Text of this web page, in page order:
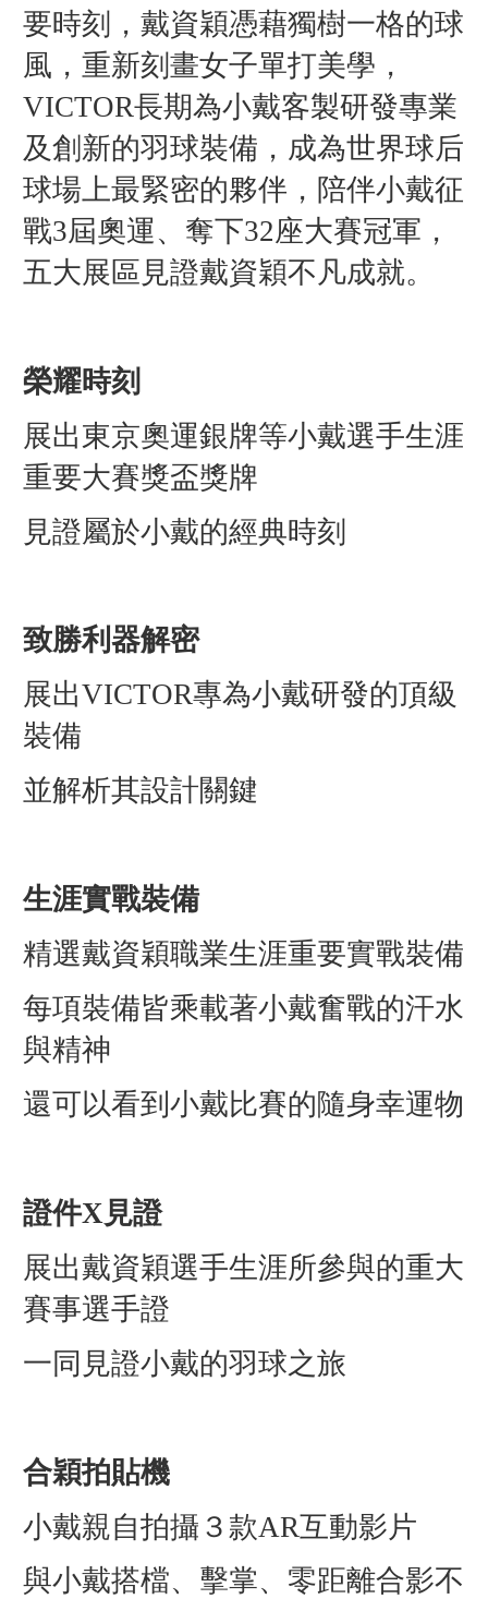
要時刻，戴資穎憑藉獨樹一格的球
風，重新刻畫女子單打美學，
VICTOR長期為小戴客製研發專業
及創新的羽球裝備，成為世界球后
球場上最緊密的夥伴，陪伴小戴征
戰3屆奧運、奪下32座大賽冠軍，
五大展區見證戴資穎不凡成就。
榮耀時刻
展出東京奧運銀牌等小戴選手生涯
重要大賽獎盃獎牌
見證屬於小戴的經典時刻
致勝利器解密
展出VICTOR專為小戴研發的頂級
裝備
並解析其設計關鍵
生涯實戰裝備
精選戴資穎職業生涯重要實戰裝備
每項裝備皆乘載著小戴奮戰的汗水
與精神
還可以看到小戴比賽的隨身幸運物
證件X見證
展出戴資穎選手生涯所參與的重大
賽事選手證
一同見證小戴的羽球之旅
合穎拍貼機
小戴親自拍攝３款AR互動影片
與小戴搭檔、擊掌、零距離合影不